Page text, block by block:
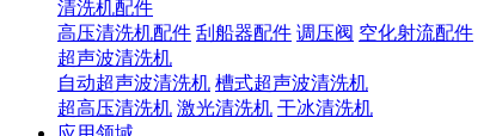
清洗机配件
高压清洗机配件 刮船器配件 调压阀 空化射流配件
超声波清洗机
自动超声波清洗机 槽式超声波清洗机
超高压清洗机 激光清洗机 干冰清洗机